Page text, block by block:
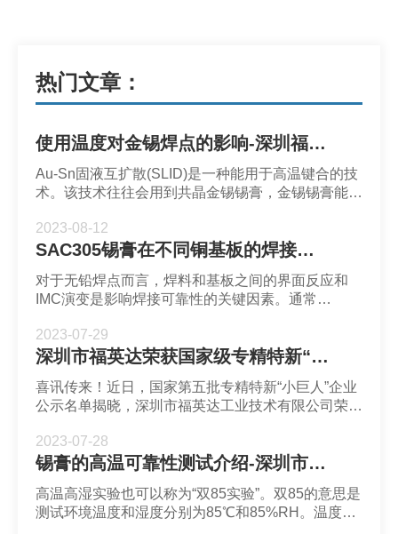
热门文章：
使用温度对金锡焊点的影响-深圳福英达
Au-Sn固液互扩散(SLID)是一种能用于高温键合的技
术。该技术往往会用到共晶金锡锡膏，金锡锡膏能够
性高。然而电子设备的使用温度通常会对焊点带来不
同影响。
2023-08-12
SAC305锡膏在不同铜基板的焊接表现-深圳福英达
对于无铅焊点而言，焊料和基板之间的界面反应和
IMC演变是影响焊接可靠性的关键因素。通常
Cu6Sn5 IMC。为了达到良好的焊点性能，可以对
Cu基板进行一些工艺处理从而控制IMC生长。
2023-07-29
深圳市福英达荣获国家级专精特新“小巨人”企业称号
喜讯传来！近日，国家第五批专精特新“小巨人”企业
公示名单揭晓，深圳市福英达工业技术有限公司荣获
2023-07-28
锡膏的高温可靠性测试介绍-深圳市福英达
高温高湿实验也可以称为“双85实验”。双85的意思是
测试环境温度和湿度分别为85℃和85%RH。温度循